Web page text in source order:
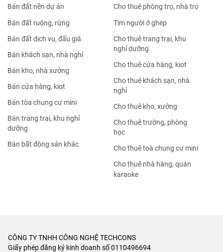
Bán đất nền dự án
Bán đất ruộng, rừng
Bán đất dịch vụ, đấu giá
Bán khách sạn, nhà nghỉ
Bán kho, nhà xưởng
Bán cửa hàng, kiot
Bán tòa chung cư mini
Bán trang trại, khu nghỉ
dưỡng
Bán bất động sản khác
Cho thuê phòng trọ, nhà trọ
Tìm người ở ghép
Cho thuê trang trại, khu
nghỉ dưỡng
Cho thuê cửa hàng, kiot
Cho thuê khách sạn, nhà
nghỉ
Cho thuê kho, xưởng
Cho thuê trường, phòng
học
Cho thuê toà chung cư mini
Cho thuê nhà hàng, quán
karaoke
CÔNG TY TNHH CÔNG NGHỆ TECHCONS
Giấy phép đăng ký kinh doanh số 0110496694